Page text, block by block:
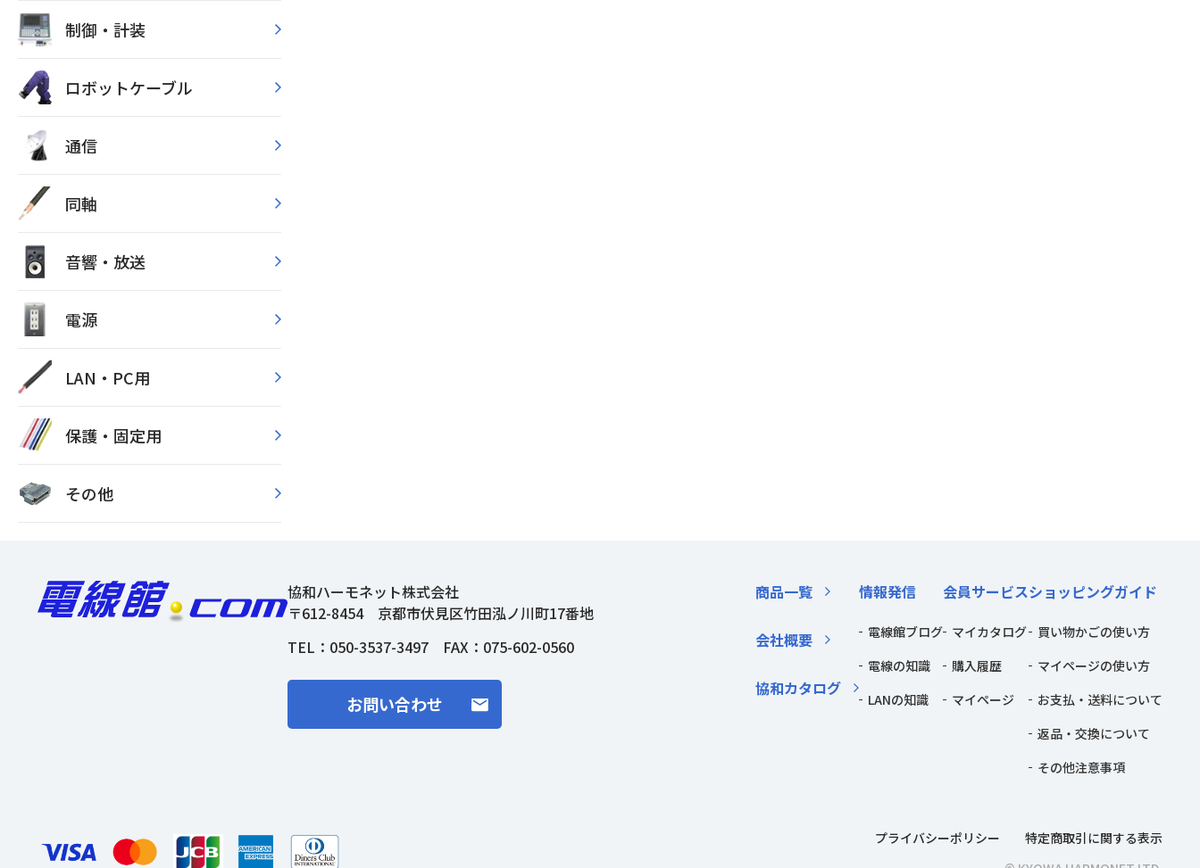
制御・計装
ロボットケーブル
通信
同軸
音響・放送
電源
LAN・PC用
保護・固定用
その他
協和ハーモネット株式会社
〒612-8454 京都市伏見区竹田泓ノ川町17番地
TEL： 050-3537-3497 FAX：075-602-0560
お問い合わせ
商品一覧
会社概要
協和カタログ
情報発信
電線館ブログ
電線の知識
LANの知識
会員サービス
マイカタログ
購入履歴
マイページ
ショッピングガイド
買い物かごの使い方
マイページの使い方
お支払・送料について
返品・交換について
その他注意事項
プライバシーポリシー
特定商取引に関する表示